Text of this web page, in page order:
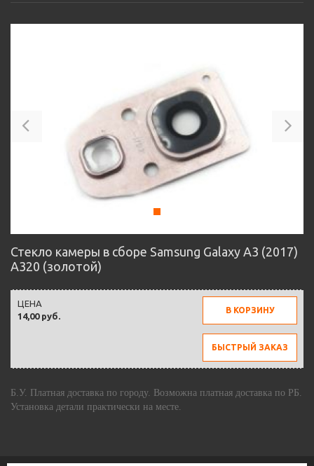
Стекло камеры в сборе Samsung Galaxy A3 (2017)
A320 (золотой)
14,00 руб.
ЦЕНА
В КОРЗИНУ
БЫСТРЫЙ ЗАКАЗ
Б.У. Платная доставка по городу. Возможна платная доставка по РБ.
Установка детали практически на месте.